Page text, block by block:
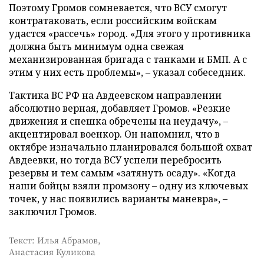
Поэтому Громов сомневается, что ВСУ смогут
контратаковать, если российским войскам
удастся «рассечь» город. «Для этого у противника
должна быть минимум одна свежая
механизированная бригада с танками и БМП. А с
этим у них есть проблемы», – указал собеседник.
Тактика ВС РФ на Авдеевском направлении
абсолютно верная, добавляет Громов. «Резкие
движения и спешка обречены на неудачу», –
акцентировал военкор. Он напомнил, что в
октябре изначально планировался большой охват
Авдеевки, но тогда ВСУ успели перебросить
резервы и тем самым «затянуть осаду». «Когда
наши бойцы взяли промзону – одну из ключевых
точек, у нас появились варианты маневра», –
заключил Громов.
Текст: Илья Абрамов,
Анастасия Куликова